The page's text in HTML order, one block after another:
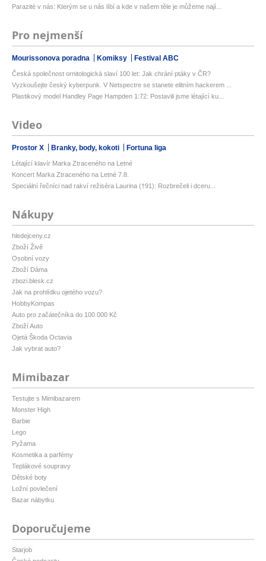
Parazité v nás: Kterým se u nás líbí a kde v našem těle je můžeme nají...
Pro nejmenší
Mourissonova poradna Komiksy Festival ABC
Česká společnost ornitologická slaví 100 let: Jak chrání ptáky v ČR?
Vyzkoušejte český kyberpunk. V Netspectre se stanete elitním hackerem ...
Plastikový model Handley Page Hampden 1:72: Postavili jsme létající ku...
Video
Prostor X Branky, body, kokoti Fortuna liga
Létající klavír Marka Ztraceného na Letné
Koncert Marka Ztraceného na Letné 7.8.
Speciální řečníci nad rakví režiséra Laurina (†91): Rozbrečeli i dceru...
Nákupy
hledejceny.cz
Zboží Živě
Osobní vozy
Zboží Dáma
zbozi.blesk.cz
Jak na prohlídku ojetého vozu?
HobbyKompas
Auto pro začátečníka do 100 000 Kč
Zboží Auto
Ojetá Škoda Octavia
Jak vybrat auto?
Mimibazar
Testujte s Mimibazarem
Monster High
Barbie
Lego
Pyžama
Kosmetika a parfémy
Teplákové soupravy
Dětské boty
Ložní povlečení
Bazar nábytku
Doporučujeme
Starjob